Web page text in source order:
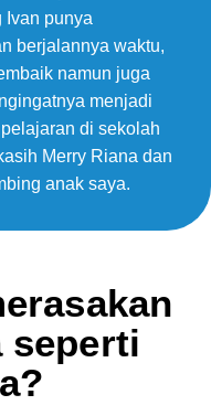
Ivan punya
berjalannya waktu,
namun juga
menjadi
di sekolah
Merry Riana dan
anak saya.
seperti